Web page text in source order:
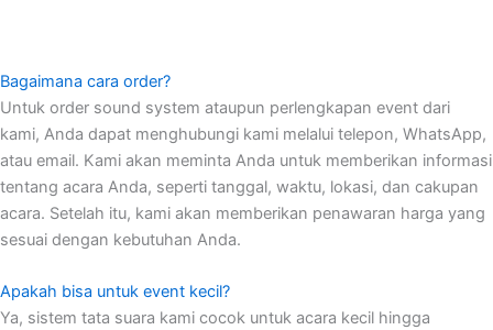
Bagaimana cara order?
Untuk order sound system ataupun perlengkapan event dari
kami, Anda dapat menghubungi kami melalui telepon, WhatsApp,
atau email. Kami akan meminta Anda untuk memberikan informasi
tentang acara Anda, seperti tanggal, waktu, lokasi, dan cakupan
acara. Setelah itu, kami akan memberikan penawaran harga yang
sesuai dengan kebutuhan Anda.
Apakah bisa untuk event kecil?
Ya, sistem tata suara kami cocok untuk acara kecil hingga